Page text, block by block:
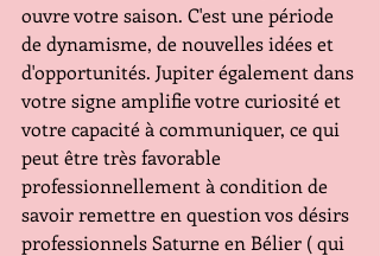
ouvre votre saison. C'est une période
de dynamisme, de nouvelles idées et
d'opportunités. Jupiter également dans
votre signe amplifie votre curiosité et
votre capacité à communiquer, ce qui
peut être très favorable
professionnellement à condition de
savoir remettre en question vos désirs
professionnels Saturne en Bélier ( qui